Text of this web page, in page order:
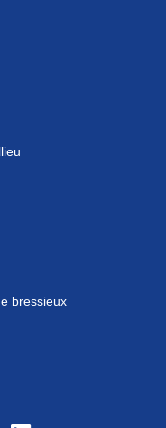
bressieux